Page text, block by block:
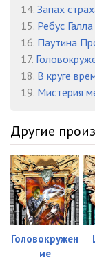
28_Глава_5-2
29_Глава_5-3
30_Глава_5-4
31_Глава_5-5
32_Глава_6-1
33_Глава_6-2
34_Глава_6-3
35_Глава_6-4
36_Глава_6-5
14. Запах
15. Ребус Галла
16. Паутина
17.
18. В круге
19. Мистерия
Другие
Головокружен
ие